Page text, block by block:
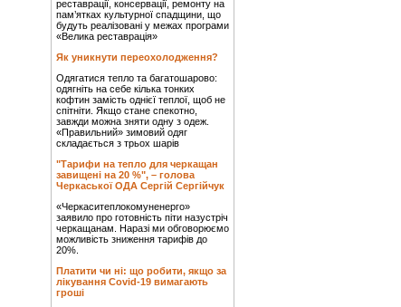
реставрації, консервації, ремонту на
пам’ятках культурної спадщини, що
будуть реалізовані у межах програми
«Велика реставрація»
Як уникнути переохолодження?
Одягатися тепло та багатошарово:
одягніть на себе кілька тонких
кофтин замість однієї теплої, щоб не
спітніти. Якщо стане спекотно,
завжди можна зняти одну з одеж.
«Правильний» зимовий одяг
складається з трьох шарів
"Тарифи на тепло для черкащан
завищені на 20 %", – голова
Черкаської ОДА Сергій Сергійчук
«Черкаситеплокомуненерго»
заявило про готовність піти назустріч
черкащанам. Наразі ми обговорюємо
можливість зниження тарифів до
20%.
Платити чи ні: що робити, якщо за
лікування Covid-19 вимагають
гроші